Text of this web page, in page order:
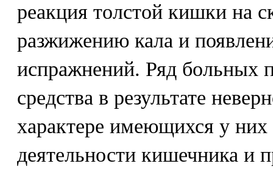
реакция толстой кишки на
разжижению кала и
испражнений. Ряд больных
средства в результате
характере имеющихся у них
деятельности кишечника и